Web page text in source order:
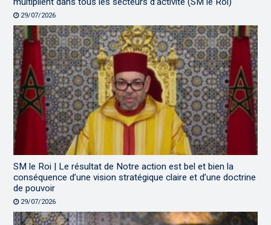
29/07/2026
SM le Roi | Le résultat de Notre action est bel et bien la
conséquence d’une vision stratégique claire et d’une doctrine
de pouvoir
29/07/2026